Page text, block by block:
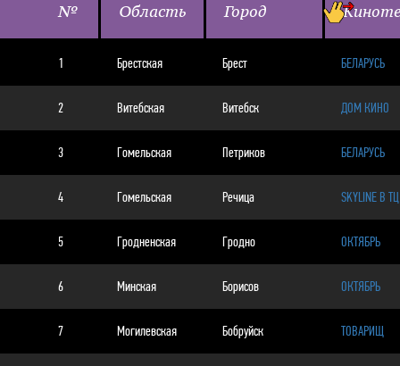
№ Область Город
1 Брестская Брест БЕЛАРУСЬ
2 Витебская Витебск ДОМ КИНО
3 Гомельская Петриков БЕЛАРУСЬ
4 Гомельская Речица SKYLINE В
5 Гродненская Гродно ОКТЯБРЬ
6 Минская Борисов ОКТЯБРЬ
7 Могилевская Бобруйск ТОВАРИЩ